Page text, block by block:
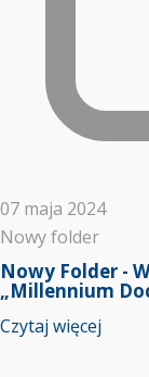
07 maja 2024
Nowy folder
Nowy Folder -
„Millennium
Czytaj więcej